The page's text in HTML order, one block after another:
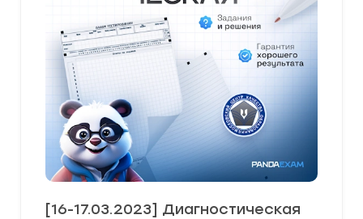
[16-17.03.2023] Диагностическая